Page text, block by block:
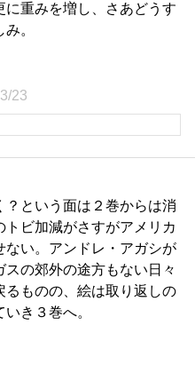
に重みを増し、さあどうす
。
23
？という面は２巻からは消
トビ加減がさすがアメリカ
ない。アンドレ・アガシが
の郊外の途方もない日々
るものの、絵は取り返しの
き３巻へ。